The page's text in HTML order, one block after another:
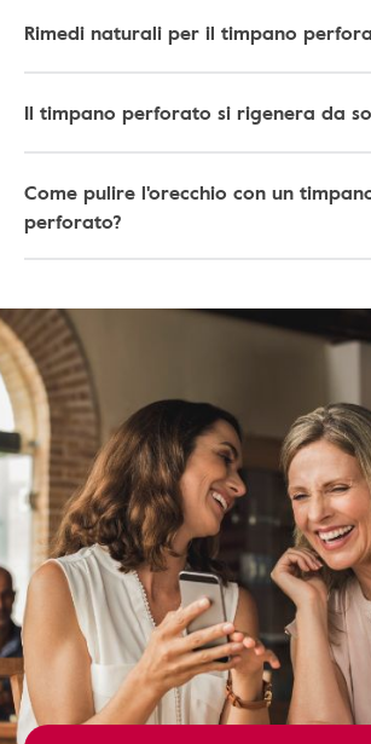
Rimedi naturali per il timpano
Il timpano perforato si rigenera da
Come pulire l'orecchio con un
perforato?